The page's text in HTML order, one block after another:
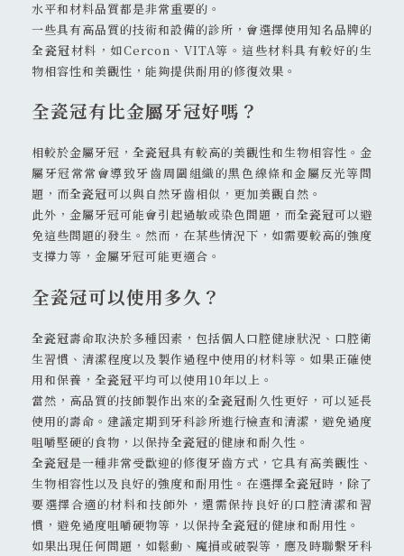
水平和材料品質都是非常重要的。
一些具有高品質的技術和設備的診所，會選擇使用知名品牌的
全瓷冠材料，如Cercon、VITA等。這些材料具有較好的生
物相容性和美觀性，能夠提供耐用的修復效果。
全瓷冠有比金屬牙冠好嗎？
相較於金屬牙冠， 全瓷冠具有較高的美觀性和生物相容性。金
屬牙冠常常會導致牙齒周圍組織的黑色線條和金屬反光等問
題，而全瓷冠可以與自然牙齒相似，更加美觀自然。
此外，金屬牙冠可能會引起過敏或染色問題，而全瓷冠可以避
免這些問題的發生。然而，在某些情況下，如需要較高的強度
支撐力等，金屬牙冠可能更適合。
全瓷冠可以使用多久？
全瓷冠壽命取決於多種因素，包括個人口腔健康狀況、口腔衛
生習慣、清潔程度以及製作過程中使用的材料等。如果正確使
用和保養， 全瓷冠平均可以使用10年以上。
當然，高品質的技師製作出來的全瓷冠耐久性更好，可以延長
使用的壽命。建議定期到牙科診所進行檢查和清潔，避免過度
咀嚼堅硬的食物，以保持全瓷冠的健康和耐久性。
全瓷冠是一種非常受歡迎的修復牙齒方式，它具有高美觀性、
生物相容性以及良好的強度和耐用性。在選擇全瓷冠時，除了
要選擇合適的材料和技師外，還需保持良好的口腔清潔和習
慣，避免過度咀嚼硬物等，以保持全瓷冠的健康和耐用性。
如果出現任何問題，如鬆動、魔損或破裂等，應及時聯繫牙科